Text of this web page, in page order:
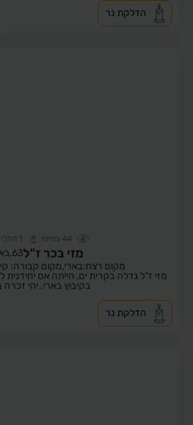
הדלקת נר
44 צפיות 1
מזי בכר ז"ל63,
מקום רצח:בארי,מקום קבורה:
מזי ז"ל גדלה בקרית ים, הייתה אם יחידנית
בקיבוץ בארי. יהי זכרה
הדלקת נר